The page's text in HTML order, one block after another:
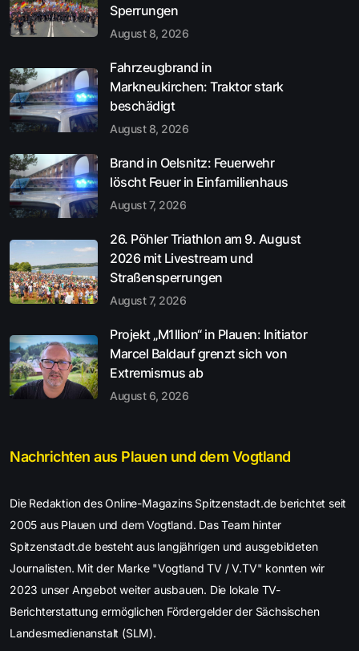
Sperrungen
August 8, 2026
Fahrzeugbrand in
Markneukirchen: Traktor stark
beschädigt
August 8, 2026
Brand in Oelsnitz: Feuerwehr
löscht Feuer in Einfamilienhaus
August 7, 2026
26. Pöhler Triathlon am 9. August
2026 mit Livestream und
Straßensperrungen
August 7, 2026
Projekt „M1llion“ in Plauen: Initiator
Marcel Baldauf grenzt sich von
Extremismus ab
August 6, 2026
Nachrichten aus Plauen und dem Vogtland
Die Redaktion des Online-Magazins Spitzenstadt.de berichtet seit
2005 aus Plauen und dem Vogtland. Das Team hinter
Spitzenstadt.de besteht aus langjährigen und ausgebildeten
Journalisten. Mit der Marke "Vogtland TV / V.TV" konnten wir
2023 unser Angebot weiter ausbauen. Die lokale TV-
Berichterstattung ermöglichen Fördergelder der Sächsischen
Landesmedienanstalt (SLM).